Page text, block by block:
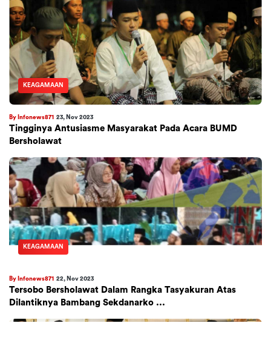
KEAGAMAAN
By Infonews871 23, Nov 2023
Tingginya Antusiasme Masyarakat Pada Acara BUMD
Bersholawat
KEAGAMAAN
By Infonews871 22, Nov 2023
Tersobo Bersholawat Dalam Rangka Tasyakuran Atas
Dilantiknya Bambang Sekdanarko ...